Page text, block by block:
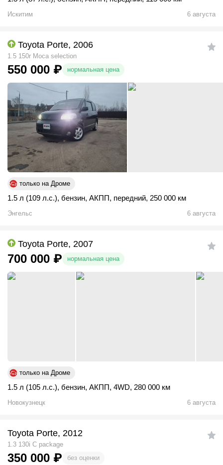
Искитим 6 августа
Toyota Porte, 2006
1.5 150r Moca selection
550 000 ₽ нормальная цена
только на Дроме
1.5 л (109 л.с.), бензин, АКПП, передний, 250 000 км
Энгельс 6 августа
Toyota Porte, 2007
700 000 ₽ нормальная цена
только на Дроме
1.5 л (105 л.с.), бензин, АКПП, 4WD, 280 000 км
Новокузнецк 6 августа
Toyota Porte, 2012
1.3 130i C package
350 000 ₽ без оценки